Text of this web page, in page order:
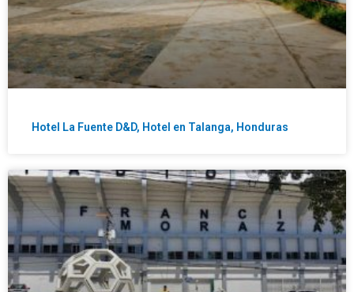
Hotel La Fuente D&D, Hotel en Talanga, Honduras